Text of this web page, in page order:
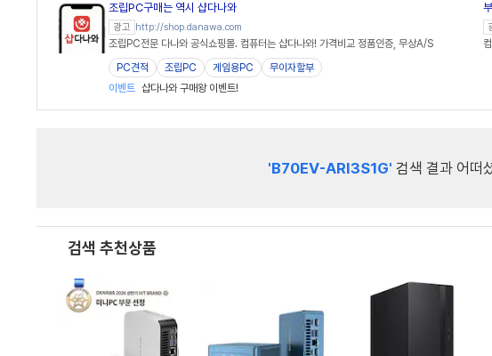
조립PC구매는 역시 샵다나와
광고 http://shop.danawa.com
조립PC전문 다나와 공식쇼핑몰. 컴퓨터는 샵다나와! 가격비교 정품인증, 무상A/S
PC견적
조립PC 게임용PC
무이자할부
이벤트 샵다나와 구매왕 이벤트!
'B70EV-ARI3S1G' 검색 결과 어떠
검색 추천상품